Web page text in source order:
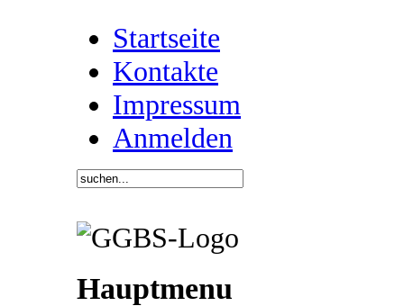
Startseite
Kontakte
Impressum
Anmelden
Hauptmenu